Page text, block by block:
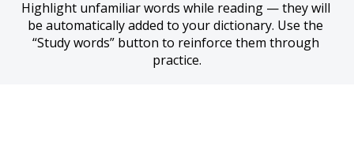
Highlight unfamiliar words while reading — they will
be automatically added to your dictionary. Use the
“Study words” button to reinforce them through
practice.